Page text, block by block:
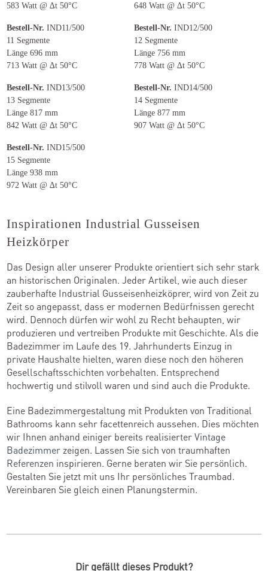
583 Watt @ ∆t 50°C
648 Watt @ ∆t 50°C
Bestell-Nr. IND11/500
11 Segmente
Länge 696 mm
713 Watt @ ∆t 50°C
Bestell-Nr. IND12/500
12 Segmente
Länge 756 mm
778 Watt @ ∆t 50°C
Bestell-Nr. IND13/500
13 Segmente
Länge 817 mm
842 Watt @ ∆t 50°C
Bestell-Nr. IND14/500
14 Segmente
Länge 877 mm
907 Watt @ ∆t 50°C
Bestell-Nr. IND15/500
15 Segmente
Länge 938 mm
972 Watt @ ∆t 50°C
Inspirationen Industrial Gusseisen
Heizkörper
Das Design aller unserer Produkte orientiert sich sehr stark
an historischen Originalen. Jeder Artikel, wie auch dieser
zauberhafte Industrial Gusseisenheizköprer, wird von Zeit zu
Zeit so angepasst, dass er modernen Bedürfnissen gerecht
wird. Dennoch dürfen wir wohl zu Recht behaupten, wir
produzieren und vertreiben Produkte mit Geschichte. Als die
Badezimmer im Laufe des 19. Jahrhunderts Einzug in
private Haushalte hielten, waren diese noch den höheren
Gesellschaftsschichten vorbehalten. Entsprechend
hochwertig und stilvoll waren und sind auch die Produkte.
Eine Badezimmergestaltung mit Produkten von Traditional
Bathrooms kann sehr facettenreich aussehen. Dies möchten
wir Ihnen anhand einiger bereits realisierterVintage
Badezimmer zeigen. Lassen Sie sich von traumhaften
Referenzen inspirieren. Gerne beraten wir Sie persönlich.
Gestalten Sie jetzt mit uns Ihr persönliches Traumbad.
Vereinbaren Sie gleich einen Planungstermin.
Dir gefällt dieses Produkt?